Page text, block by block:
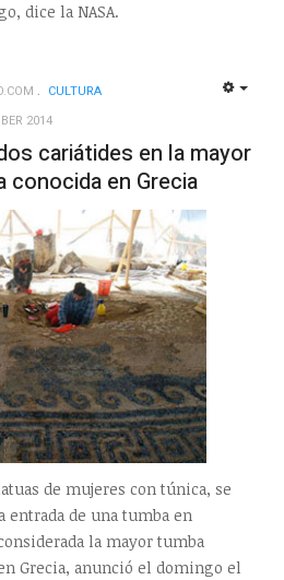
dice la NASA.
CULTURA
2014
cariátides en la mayor
conocida en Grecia
de mujeres con túnica, se
entrada de una tumba en
la mayor tumba
Grecia, anunció el domingo el